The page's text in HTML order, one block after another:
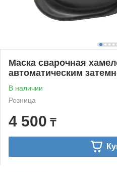
Маска сварочная
автоматическим
В наличии
Розница
4 500 ₸